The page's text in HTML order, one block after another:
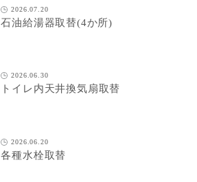
2026.07.20
石油給湯器取替(4か所)
2026.06.30
トイレ内天井換気扇取替
2026.06.20
各種水栓取替